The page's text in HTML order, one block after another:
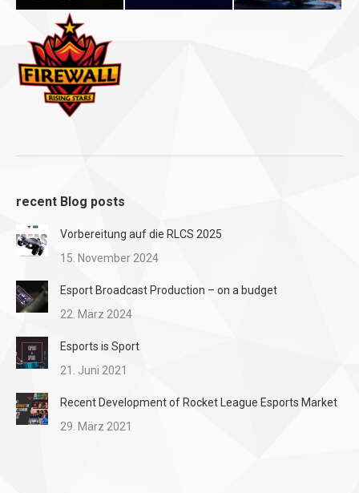
recent Blog posts
Vorbereitung auf die RLCS 2025
15. November 2024
Esport Broadcast Production – on a budget
22. März 2024
Esports is Sport
21. Juni 2021
Recent Development of Rocket League Esports Market
29. März 2021